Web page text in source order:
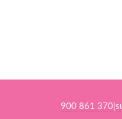
900 861 370|